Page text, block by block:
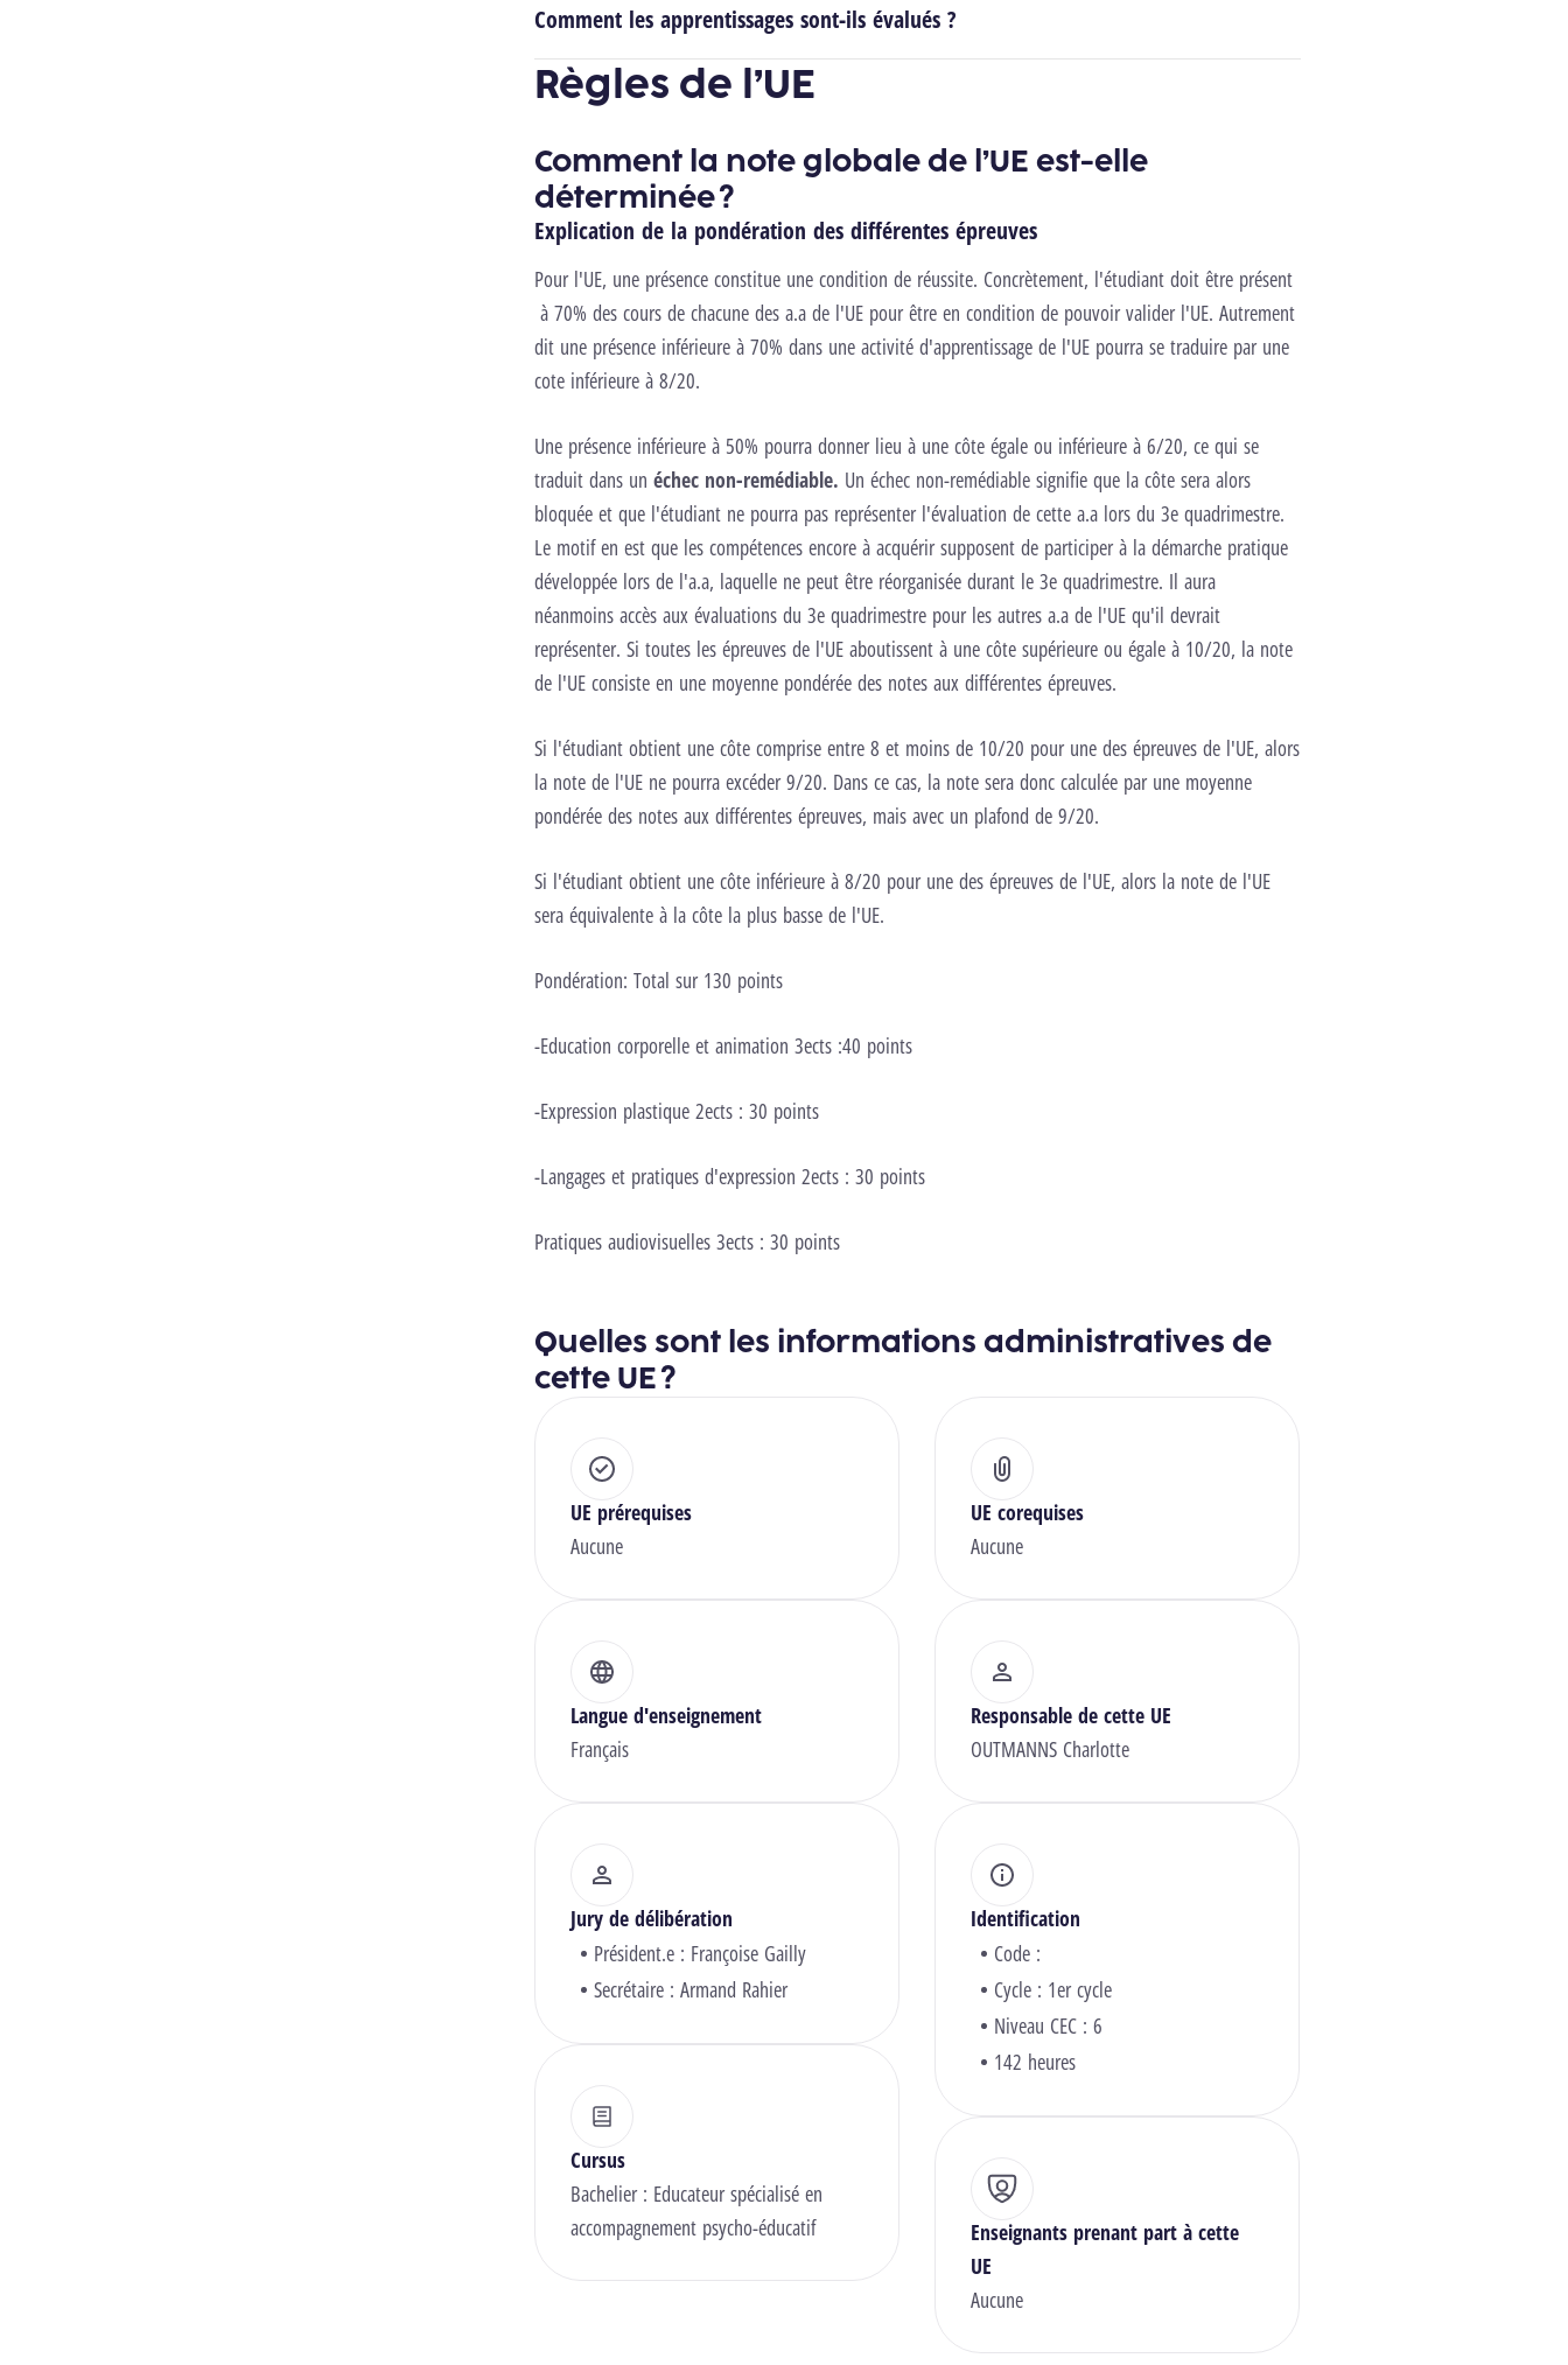
Comment les apprentissages sont-ils évalués ?
Règles de l’UE
Comment la note globale de l’UE est-elle
déterminée ?
Explication de la pondération des différentes épreuves
Pour l'UE, une présence constitue une condition de réussite. Concrètement, l'étudiant doit être présent
à 70% des cours de chacune des a.a de l'UE pour être en condition de pouvoir valider l'UE. Autrement
dit une présence inférieure à 70% dans une activité d'apprentissage de l'UE pourra se traduire par une
cote inférieure à 8/20.
Une présence inférieure à 50% pourra donner lieu à une côte égale ou inférieure à 6/20, ce qui se
traduit dans unéchec non-remédiable. Un échec non-remédiable signifie que la côte sera alors
bloquée et que l'étudiant ne pourra pas représenter l'évaluation de cette a.a lors du 3e quadrimestre.
Le motif en est que les compétences encore à acquérir supposent de participer à la démarche pratique
développée lors de l'a.a, laquelle ne peut être réorganisée durant le 3e quadrimestre. Il aura
néanmoins accès aux évaluations du 3e quadrimestre pour les autres a.a de l'UE qu'il devrait
représenter. Si toutes les épreuves de l'UE aboutissent à une côte supérieure ou égale à 10/20, la note
de l'UE consiste en une moyenne pondérée des notes aux différentes épreuves.
Si l'étudiant obtient une côte comprise entre 8 et moins de 10/20 pour une des épreuves de l'UE, alors
la note de l'UE ne pourra excéder 9/20. Dans ce cas, la note sera donc calculée par une moyenne
pondérée des notes aux différentes épreuves, mais avec un plafond de 9/20.
Si l'étudiant obtient une côte inférieure à 8/20 pour une des épreuves de l'UE, alors la note de l'UE
sera équivalente à la côte la plus basse de l'UE.
Pondération: Total sur 130 points
-Education corporelle et animation 3ects :40 points
-Expression plastique 2ects : 30 points
-Langages et pratiques d'expression 2ects : 30 points
Pratiques audiovisuelles 3ects : 30 points
Quelles sont les informations administratives de
cette UE ?
UE prérequises
Aucune
UE corequises
Aucune
Langue d'enseignement
Français
Responsable de cette UE
OUTMANNS Charlotte
Jury de délibération
Président.e : Françoise Gailly
Secrétaire :Armand Rahier
Identification
Code :
Cycle : 1er cycle
Niveau CEC : 6
142 heures
Cursus
Bachelier : Educateur spécialisé en
accompagnement psycho-éducatif
Enseignants prenant part à cette
UE
Aucune